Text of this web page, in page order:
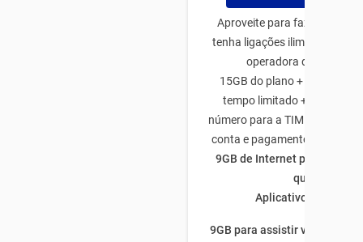
Aproveite para fazer o plano
tenha ligações ilimitadas
operadora de todo
15GB do plano + 50GB de
tempo limitado + 5GB
número para a TIM + 5GB na
conta e pagamento através
9GB de Internet para utilizar
quiser
Aplicativos
9GB para assistir vídeos por